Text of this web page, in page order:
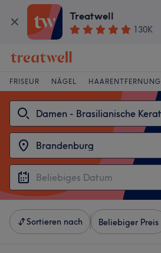
Treatwell
130K
FRISEUR NÄGEL HAARENTFERNUNG
Sortieren nach Beliebiger Preis